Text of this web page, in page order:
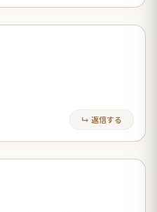
↳ 返信する